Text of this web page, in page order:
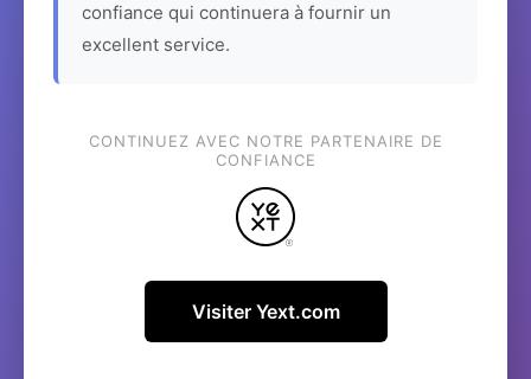
confiance qui continuera à fournir un
excellent service.
CONTINUEZ AVEC NOTRE PARTENAIRE DE
CONFIANCE
Visiter Yext.com